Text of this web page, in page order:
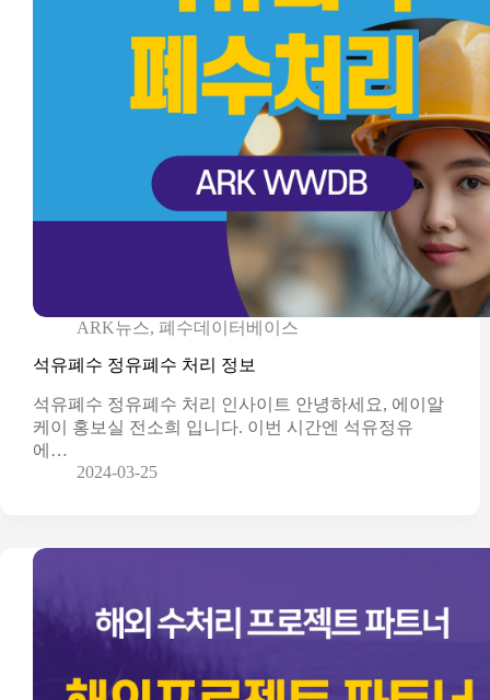
ARK뉴스, 폐수데이터베이스
석유폐수 정유폐수 처리 정보
석유폐수 정유폐수 처리 인사이트 안녕하세요, 에이알
케이 홍보실 전소희 입니다. 이번 시간엔 석유정유
에…
2024-03-25